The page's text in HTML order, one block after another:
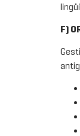
F)